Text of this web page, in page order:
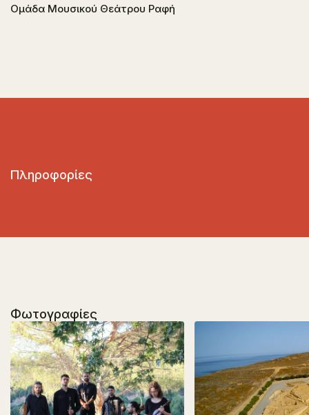
Ομάδα Μουσικού Θεάτρου Ραφή
Πληροφορίες
Φωτογραφίες